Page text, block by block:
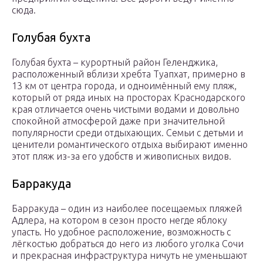
сюда.
Голубая бухта
Голубая бухта – курортный район Геленджика,
расположенный вблизи хребта Туапхат, примерно в
13 км от центра города, и одноимённый ему пляж,
который от ряда иных на просторах Краснодарского
края отличается очень чистыми водами и довольно
спокойной атмосферой даже при значительной
популярности среди отдыхающих. Семьи с детьми и
ценители романтического отдыха выбирают именно
этот пляж из-за его удобств и живописных видов.
Барракуда
Барракуда – один из наиболее посещаемых пляжей
Адлера, на котором в сезон просто негде яблоку
упасть. Но удобное расположение, возможность с
лёгкостью добраться до него из любого уголка Сочи
и прекрасная инфраструктура ничуть не уменьшают